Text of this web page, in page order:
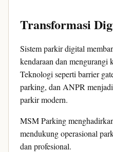
Transformasi
Sistem parkir digital
kendaraan dan mengurangi
Teknologi seperti barrier
parking, dan ANPR
parkir modern.
MSM Parking
mendukung operasional
dan profesional.